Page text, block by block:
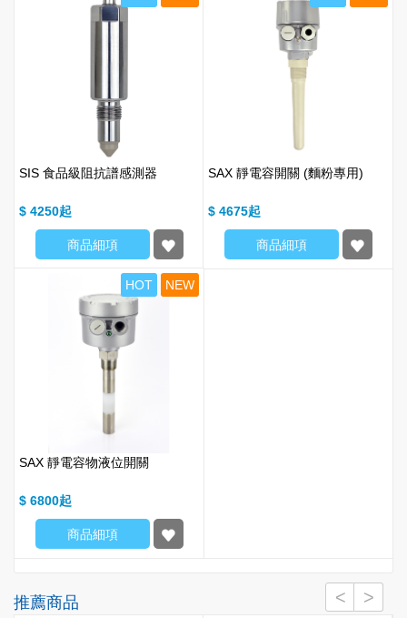
SIS 食品級阻抗譜感測器
$ 4250
商品細項
SAX 靜電容開關 (麵粉專用)
$ 4675
商品細項
HOT NEW
SAX 靜電容物液位開關
$ 6800
商品細項
推薦商品